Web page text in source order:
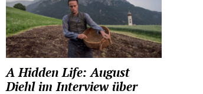
A Hidden Life: August
Diehl im Interview über